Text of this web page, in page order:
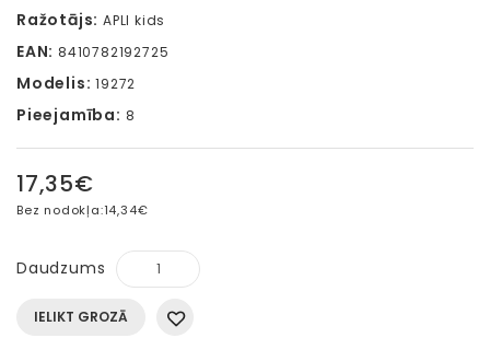
Ražotājs: APLI kids
EAN: 8410782192725
Modelis: 19272
Pieejamība: 8
17,35€
Bez nodokļa:14,34€
Daudzums
IELIKT GROZĀ